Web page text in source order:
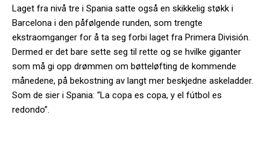
Laget fra nivå tre i Spania satte også en skikkelig støkk i
Barcelona i den påfølgende runden, som trengte
ekstraomganger for å ta seg forbi laget fra Primera División.
Dermed er det bare sette seg til rette og se hvilke giganter
som må gi opp drømmen om bøtteløfting de kommende
månedene, på bekostning av langt mer beskjedne askeladder.
Som de sier i Spania: “La copa es copa, y el fútbol es
redondo”.